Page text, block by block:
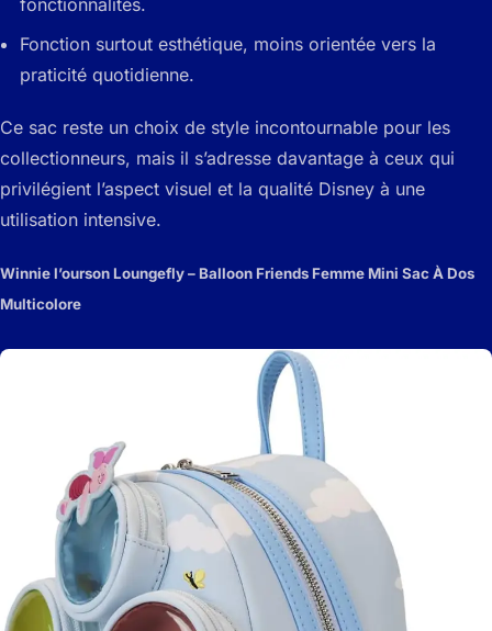
fonctionnalités.
Fonction surtout esthétique, moins orientée vers la
praticité quotidienne.
Ce sac reste un choix de style incontournable pour les
collectionneurs, mais il s’adresse davantage à ceux qui
privilégient l’aspect visuel et la qualité Disney à une
utilisation intensive.
Winnie l’ourson Loungefly – Balloon Friends Femme Mini Sac À Dos
Multicolore